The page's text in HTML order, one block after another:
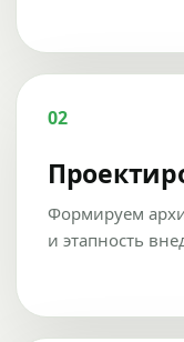
02
Формируем
и этапность